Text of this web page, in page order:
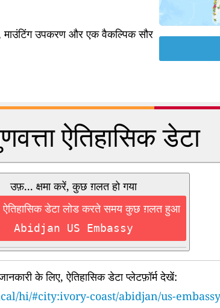
माउंटिंग उपकरण और एक वैकल्पिक सौर
ऐतिहासिक डेटा
उफ़... क्षमा करें, कुछ ग़लत हो गया
ऐतिहासिक डेटा लोड करते समय कुछ ग़लत हुआ
Abidjan US Embassy
के लिए, ऐतिहासिक डेटा प्लेटफ़ॉर्म देखें:
hi/#city:ivory-coast/abidjan/us-embassy